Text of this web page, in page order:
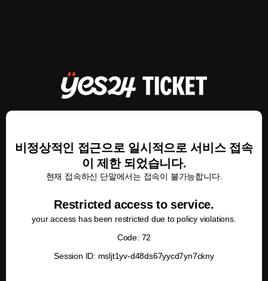
비정상적인 접근으로 일시적으로 서비스 접속
이 제한 되었습니다.
현재 접속하신 단말에서는 접속이 불가능합니다.
Restricted access to service.
your access has been restricted due to policy violations.
Code: 72
Session ID: msljt1yv-d48ds67yycd7yn7ckny